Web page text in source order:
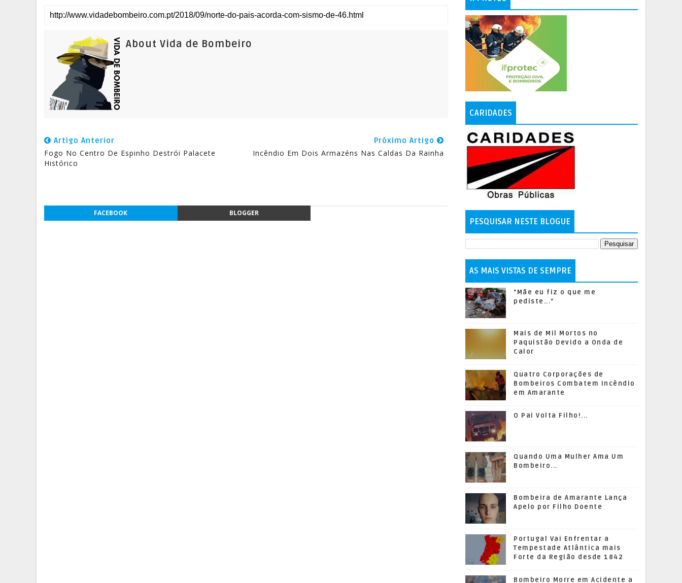
About Vida de Bombeiro
Artigo Anterior
Fogo No Centro De Espinho Destrói Palacete
Histórico
Próximo Artigo
Incêndio Em Dois Armazéns Nas Caldas Da Rainha
FACEBOOK BLOGGER
CARIDADES
PESQUISAR NESTE BLOGUE
AS MAIS VISTAS DE SEMPRE
"Mãe eu fiz o que me
pediste..."
Mais de Mil Mortos no
Paquistão Devido a Onda de
Calor
Quatro Corporações de
Bombeiros Combatem Incêndio
em Amarante
O Pai Volta Filho!...
Quando Uma Mulher Ama Um
Bombeiro...
Bombeira de Amarante Lança
Apelo por Filho Doente
Portugal Vai Enfrentar a
Tempestade Atlântica mais
Forte da Região desde 1842
Bombeiro Morre em Acidente a